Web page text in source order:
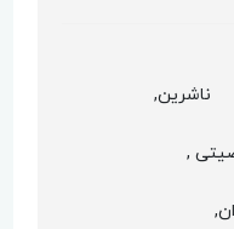
ناشرین,
,